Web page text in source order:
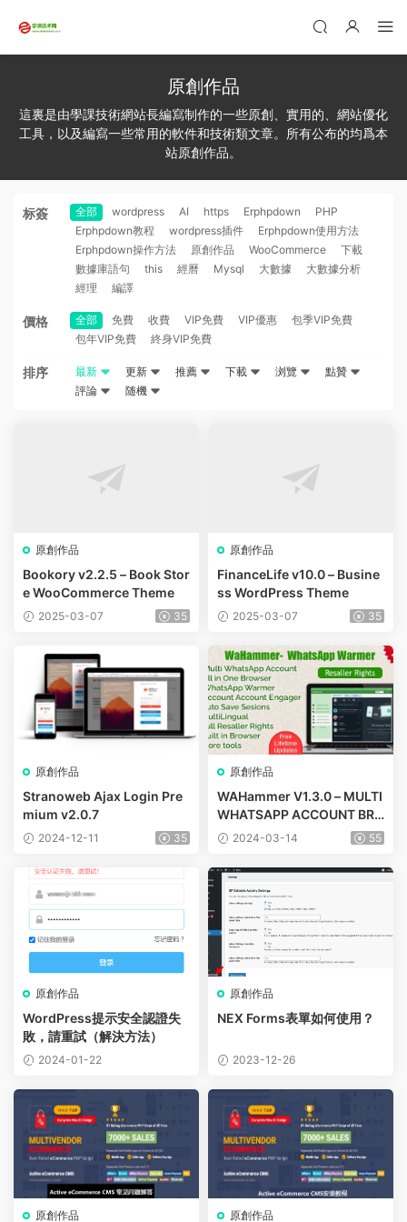
原創作品
這裏是由學課技術網站長編寫制作的一些原創、實用的、網站優化
工具，以及編寫一些常用的軟件和技術類文章。所有公布的均爲本
站原創作品。
标簽 全部 wordpress AI https Erphpdown
PHP
Erphpdown教程
wordpress插件
Erphpdown使用方法
Erphpdown操作方法
原創作品 WooCommerce
下載
數據庫語句
this 經曆 Mysql 大數據
大數據分析
經理
編譯
價格 全部 免費 收費 VIP免費 VIP優惠
包季VIP免費
包年VIP免費
終身VIP免費
排序 最新 更新 推薦 下載 浏覽
點贊
評論
随機
原創作品
Bookory v2.2.5 – Book Stor
e WooCommerce Theme
2025-03-07 35
原創作品
FinanceLife v10.0 – Busine
ss WordPress Theme
2025-03-07 35
原創作品
Stranoweb Ajax Login Pre
mium v2.0.7
2024-12-11 35
原創作品
WAHammer V1.3.0 – MULTI
WHATSAPP ACCOUNT BRO
WSER + WHATSAPP WARM
(FULL RESALLER)
2024-03-14 55
原創作品
WordPress提示安全認證失
敗，請重試（解決方法）
2024-01-22
原創作品
NEX Forms表單如何使用？
2023-12-26
原創作品 原創作品